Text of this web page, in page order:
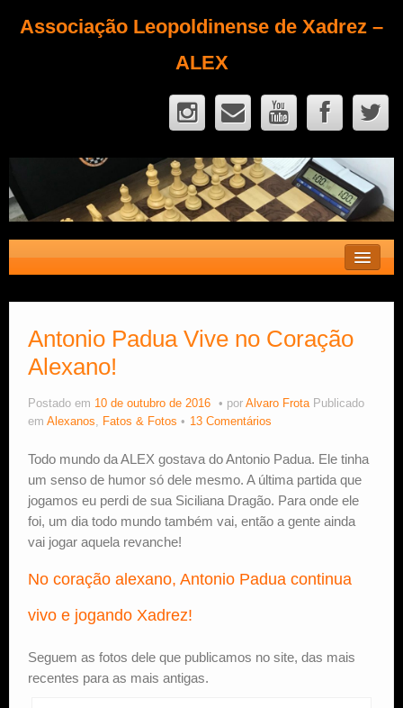
Associação Leopoldinense de Xadrez –
ALEX
Fique Sócio
Quem Somos?
Calendário
Antonio Padua Vive no Coração
Alexano!
Postado em 10 de outubro de 2016 por Alvaro Frota Publicado
em Alexanos, Fatos & Fotos 13 Comentários
Todo mundo da ALEX gostava do Antonio Padua. Ele tinha
um senso de humor só dele mesmo. A última partida que
jogamos eu perdi de sua Siciliana Dragão. Para onde ele
foi, um dia todo mundo também vai, então a gente ainda
vai jogar aquela revanche!
No coração alexano, Antonio Padua continua
vivo e jogando Xadrez!
Seguem as fotos dele que publicamos no site, das mais
recentes para as mais antigas.